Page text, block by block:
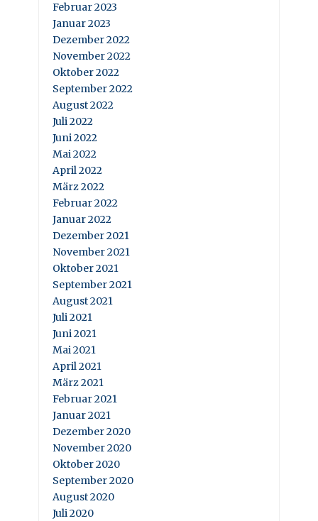
Februar 2023
Januar 2023
Dezember 2022
November 2022
Oktober 2022
September 2022
August 2022
Juli 2022
Juni 2022
Mai 2022
April 2022
März 2022
Februar 2022
Januar 2022
Dezember 2021
November 2021
Oktober 2021
September 2021
August 2021
Juli 2021
Juni 2021
Mai 2021
April 2021
März 2021
Februar 2021
Januar 2021
Dezember 2020
November 2020
Oktober 2020
September 2020
August 2020
Juli 2020